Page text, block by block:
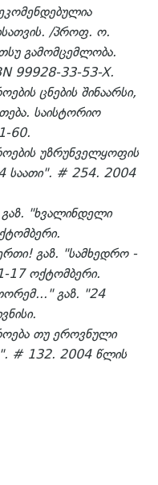
/პროფ. ო.
გამომცემლობა.
99928-33-53-X.
ცნების შინაარსი,
საისტორიო
60.
უზრუნველყოფის
საათი". # 254. 2004
გაზ. "ხვალინდელი
გაზ. "სამხედრო -
17 ოქტომბერი.
გაზ. "24
თუ ეროვნული
# 132. 2004 წლის